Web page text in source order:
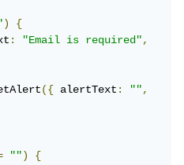
)
{
: "Email is required",
({ alertText: "",
"")
{